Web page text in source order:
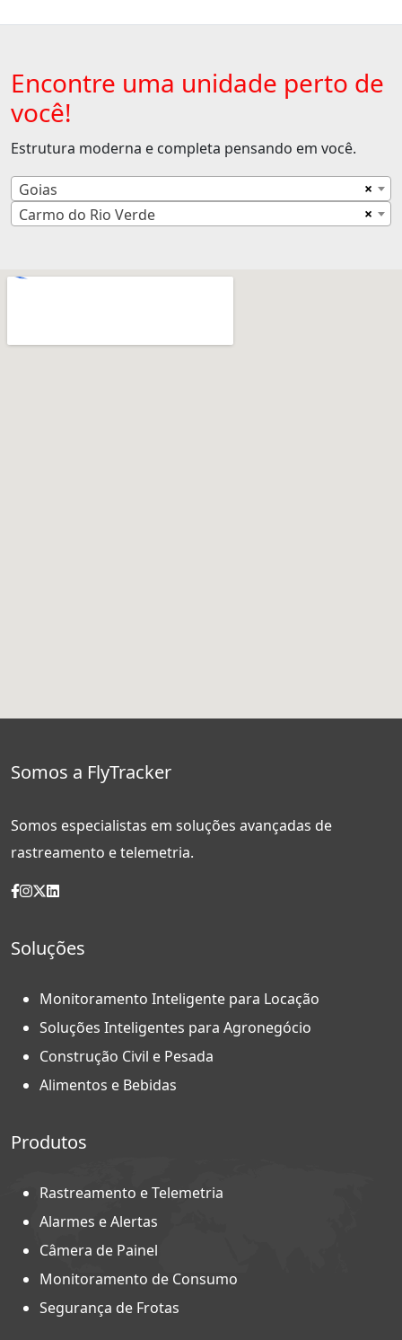
Encontre uma unidade perto de
você!
Estrutura moderna e completa pensando em você.
×
Goias
×
Carmo do Rio Verde
Somos a FlyTracker
Somos especialistas em soluções avançadas de
rastreamento e telemetria.
Soluções
Monitoramento Inteligente para Locação
Soluções Inteligentes para Agronegócio
Construção Civil e Pesada
Alimentos e Bebidas
Produtos
Rastreamento e Telemetria
Alarmes e Alertas
Câmera de Painel
Monitoramento de Consumo
Segurança de Frotas